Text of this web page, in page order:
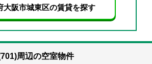
大阪市城東区の賃貸を探す
周辺の空室物件